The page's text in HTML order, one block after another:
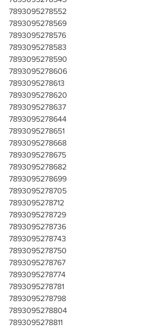
7893095278552
7893095278569
7893095278576
7893095278583
7893095278590
7893095278606
7893095278613
7893095278620
7893095278637
7893095278644
7893095278651
7893095278668
7893095278675
7893095278682
7893095278699
7893095278705
7893095278712
7893095278729
7893095278736
7893095278743
7893095278750
7893095278767
7893095278774
7893095278781
7893095278798
7893095278804
7893095278811